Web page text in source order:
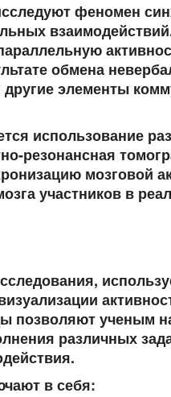
феномен
обмена
элементы
использование
резонансная
мозговой
участников в
позволяют ученым
различных
в себя: